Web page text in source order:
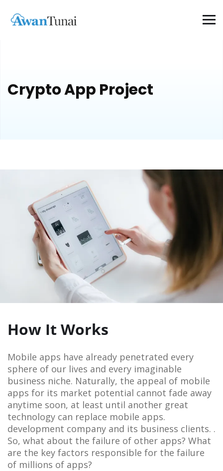
Crypto App Project
How It Works
Mobile apps have already penetrated every
sphere of our lives and every imaginable
business niche. Naturally, the appeal of mobile
apps for its market potential cannot fade away
anytime soon, at least until another great
technology can replace mobile apps.
development company and its business clients. .
So, what about the failure of other apps? What
are the key factors responsible for the failure
of millions of apps?